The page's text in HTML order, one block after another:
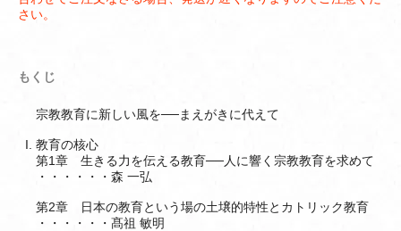
さい。
もくじ
宗教教育に新しい風を──まえがきに代えて
教育の核心
第1章 生きる力を伝える教育──人に響く宗教教育を求めて
・・・・・・森 一弘
第2章 日本の教育という場の土壌的特性とカトリック教育
・・・・・・髙祖 敏明